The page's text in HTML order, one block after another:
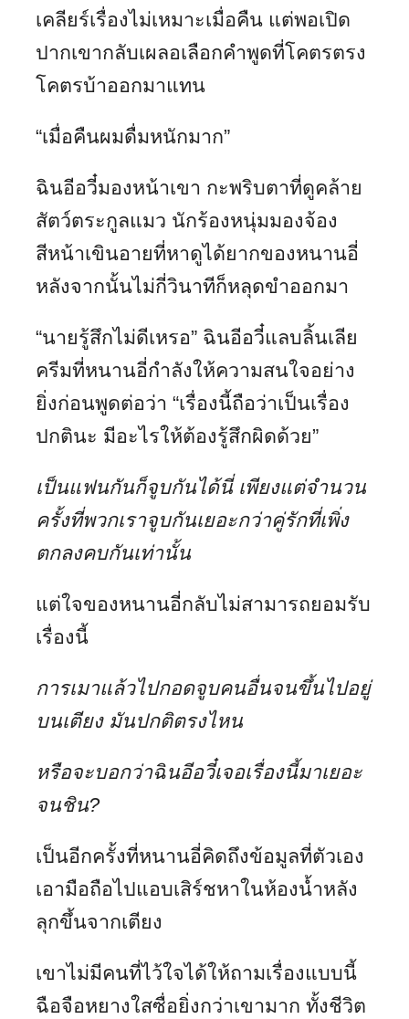
เคลียร์เรื่องไม่เหมาะเมื่อคืน แต่พอเปิด
ปากเขากลับเผลอเลือกคำพูดที่โคตรตรง
โคตรบ้าออกมาแทน
“เมื่อคืนผมดื่มหนักมาก”
ฉินอีอวี๋มองหน้าเขา กะพริบตาที่ดูคล้าย
สัตว์ตระกูลแมว นักร้องหนุ่มมองจ้อง
สีหน้าเขินอายที่หาดูได้ยากของหนานอี่
หลังจากนั้นไม่กี่วินาทีก็หลุดขำออกมา
“นายรู้สึกไม่ดีเหรอ” ฉินอีอวี๋แลบลิ้นเลีย
ครีมที่หนานอี่กำลังให้ความสนใจอย่าง
ยิ่งก่อนพูดต่อว่า “เรื่องนี้ถือว่าเป็นเรื่อง
ปกตินะ มีอะไรให้ต้องรู้สึกผิดด้วย”
เป็นแฟนกันก็จูบกันได้นี่ เพียงแต่จำนวน
ครั้งที่พวกเราจูบกันเยอะกว่าคู่รักที่เพิ่ง
ตกลงคบกันเท่านั้น
แต่ใจของหนานอี่กลับไม่สามารถยอมรับ
เรื่องนี้
การเมาแล้วไปกอดจูบคนอื่นจนขึ้นไปอยู่
บนเตียง มันปกติตรงไหน
หรือจะบอกว่าฉินอีอวี๋เจอเรื่องนี้มาเยอะ
จนชิน?
เป็นอีกครั้งที่หนานอี่คิดถึงข้อมูลที่ตัวเอง
เอามือถือไปแอบเสิร์ชหาในห้องน้ำหลัง
ลุกขึ้นจากเตียง
เขาไม่มีคนที่ไว้ใจได้ให้ถามเรื่องแบบนี้
ฉือจือหยางใสซื่อยิ่งกว่าเขามาก ทั้งชีวิต